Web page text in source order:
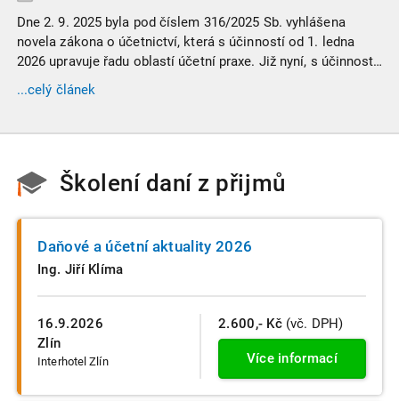
Dne 2. 9. 2025 byla pod číslem 316/2025 Sb. vyhlášena
novela zákona o účetnictví, která s účinností od 1. ledna
2026 upravuje řadu oblastí účetní praxe. Již nyní, s účinností
od 3. září 2025, platí nová, zvýšená kritéria pro zařazení firem
do velikostních a použijí se zpětně již pro účetní období
...celý článek
Školení daní z přijmů
16.9.2026
Zlín
Interhotel Zlín
Daňové a účetní aktuality 2026
Ing. Jiří Klíma
2.600,- Kč (vč. DPH)
Více informací